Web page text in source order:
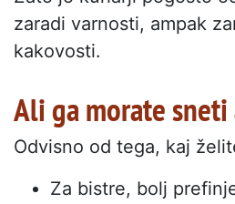
zaradi varnosti, ampak
kakovosti.
Ali ga morate
Odvisno od tega, kaj
Za bistre, bolj